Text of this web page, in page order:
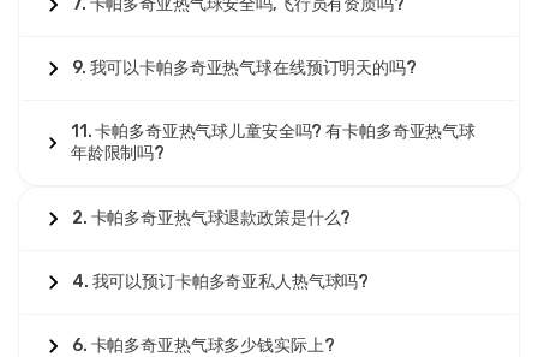
7. 卡帕多奇亚热气球安全吗,飞行员有资质吗?
9. 我可以卡帕多奇亚热气球在线预订明天的吗?
11. 卡帕多奇亚热气球儿童安全吗? 有卡帕多奇亚热气球
年龄限制吗?
2. 卡帕多奇亚热气球退款政策是什么?
4. 我可以预订卡帕多奇亚私人热气球吗?
6. 卡帕多奇亚热气球多少钱实际上?